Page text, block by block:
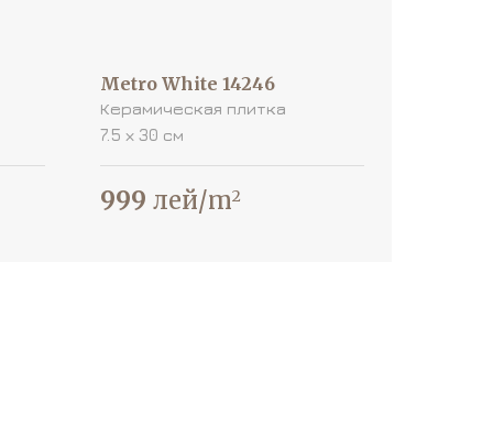
Metro White 14246
Керамическая плитка
7.5 х 30 см
999 лей/m2